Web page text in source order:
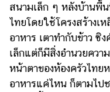
ผู้
หญิง
ผู้ชาย
สุขภาพ
สนามเล็ก ๆ หลังบ้านพื้
ไทยโดยใช้โครงสร้างเ
อาหาร เตาทำกับข้าว ซิ
เล็กแต่ก็มีสิ่งอำนวยควา
หน้าตาของห้องครัวไทย
อาหารแค่ไหน ก็ตามไป